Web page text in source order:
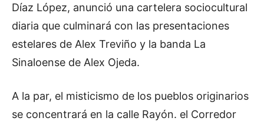
Díaz López, anunció una cartelera sociocultural
diaria que culminará con las presentaciones
estelares de Alex Treviño y la banda La
Sinaloense de Alex Ojeda.
A la par, el misticismo de los pueblos originarios
se concentrará en la calle Rayón. el Corredor